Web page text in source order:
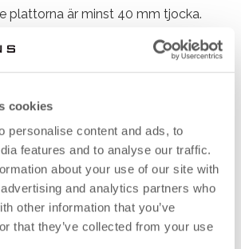
cookies
personalise content and ads, to
features and to analyse our traffic.
about your use of our site with
and analytics partners who
other information that you’ve
that they’ve collected from your use
plattorna är minst 40 mm tjocka.
kan man addera lösa
att få en likvärdig effekt av